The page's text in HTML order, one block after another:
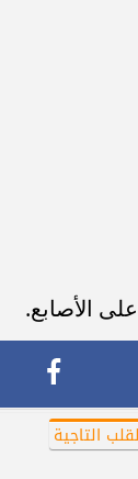
الأصابع.
التاجية